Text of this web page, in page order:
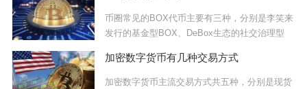
币圈常见的BOX代币主要有三种，分别是李笑来
发行的基金型BOX、DeBox生态的社交治理型
加密数字货币有几种交易方式
加密数字货币主流交易方式共五种，分别是现货